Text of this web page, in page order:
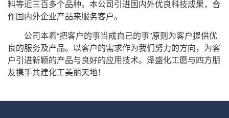
料等近三百多个品种。本公司引进国内外优良科技成果，合
作国内外企业产品来服务客户。
公司本着“把客户的事当成自己的事”原则为客户提供优
良的服务及产品。以客户的需求作为我们努力的方向，为客
户引进新颖的产品与良好的应用技术。泽盛化工愿与四方朋
友携手共建化工美丽天地！